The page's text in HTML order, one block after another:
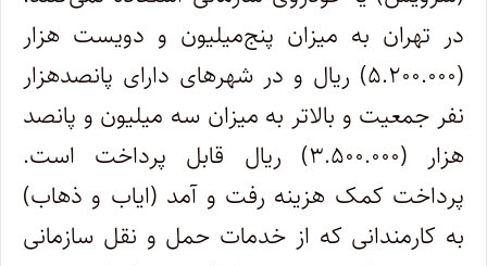
در تهران به میزان پنج‌میلیون و دویست هزار
(۵.۲۰۰.۰۰۰) ریال و در شهرهای دارای پانصدهزار
نفر جمعیت و بالاتر به میزان سه میلیون و پانصد
هزار (۳.۵۰۰.۰۰۰) ریال قابل پرداخت است.
پرداخت کمک هزینه رفت و آمد (ایاب و ذهاب)
به کارمندانی که از خدمات حمل و نقل سازمانی